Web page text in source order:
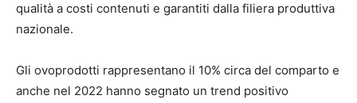
qualità a costi contenuti e garantiti dalla filiera produttiva
nazionale.
Gli ovoprodotti rappresentano il 10% circa del comparto e
anche nel 2022 hanno segnato un trend positivo